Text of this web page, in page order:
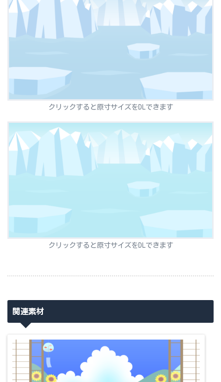
クリックすると原寸サイズをDLできます
クリックすると原寸サイズをDLできます
関連素材